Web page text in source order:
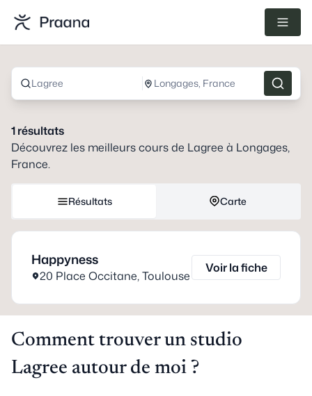
Lagree Longages, France
1résultats
Découvrez les meilleurs cours de Lagree à Longages,
France.
Résultats Carte
Happyness
20 Place Occitane,Toulouse
Voir la fiche
Comment trouver un studio
Lagree autour de moi ?